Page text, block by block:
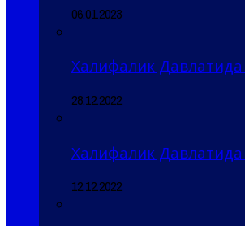
06.01.2023
Халифалик
28.12.2022
Халифалик
12.12.2022